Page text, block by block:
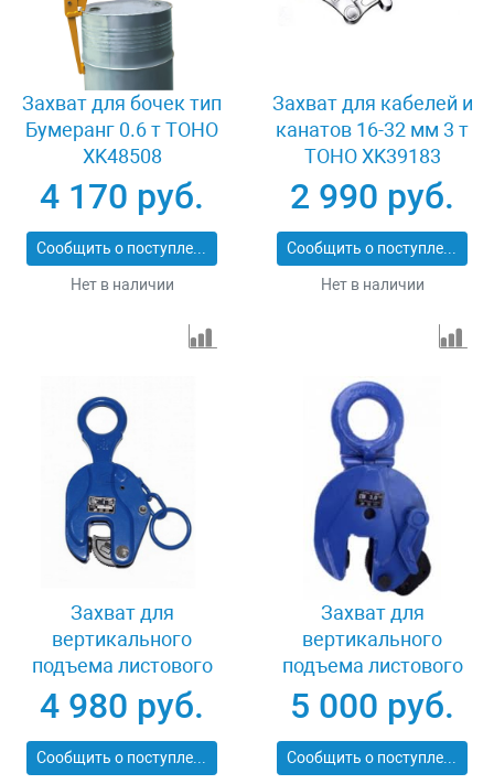
Захват для бочек тип
Бумеранг 0.6 т TOHO
XK48508
4 170 руб.
Сообщить о поступлении
Нет в наличии
Захват для кабелей и
канатов 16-32 мм 3 т
TOHO XK39183
2 990 руб.
Сообщить о поступлении
Нет в наличии
Захват для
вертикального
подъема листового
металла 3 т LB DSQA-
3.0
4 980 руб.
Сообщить о поступлении
Захват для
вертикального
подъема листового
металла 3 т LB DSQC-
3.0
5 000 руб.
Сообщить о поступлении